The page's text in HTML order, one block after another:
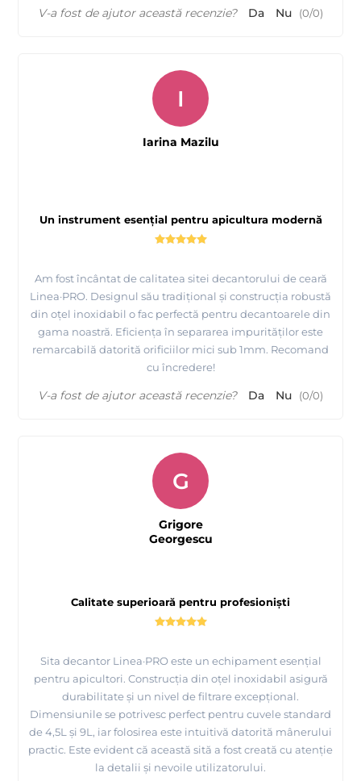
V-a fost de ajutor această recenzie? Da Nu (0/0)
Un instrument esențial pentru apicultura modernă
Am fost încântat de calitatea sitei decantorului de ceară
Linea·PRO. Designul său tradițional și construcția robustă
din oțel inoxidabil o fac perfectă pentru decantoarele din
gama noastră. Eficiența în separarea impurităților este
remarcabilă datorită orificiilor mici sub 1mm. Recomand
cu încredere!
I
Iarina Mazilu
V-a fost de ajutor această recenzie? Da Nu (0/0)
Calitate superioară pentru profesioniști
Sita decantor Linea·PRO este un echipament esențial
pentru apicultori. Construcția din oțel inoxidabil asigură
durabilitate și un nivel de filtrare excepțional.
Dimensiunile se potrivesc perfect pentru cuvele standard
de 4,5L și 9L, iar folosirea este intuitivă datorită mânerului
practic. Este evident că această sită a fost creată cu atenție
la detalii și nevoile utilizatorului.
G
Grigore
Georgescu